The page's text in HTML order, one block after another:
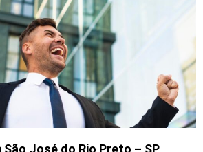
São José do Rio Preto – SP